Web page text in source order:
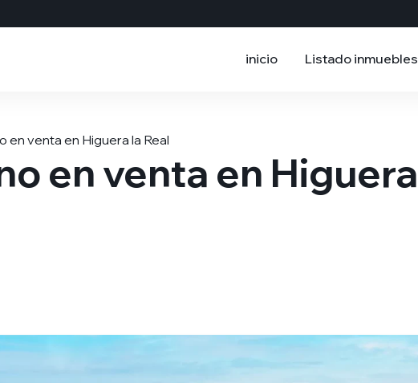
inicio Listado inmuebles
en venta en Higuera la Real
en venta en Higuera